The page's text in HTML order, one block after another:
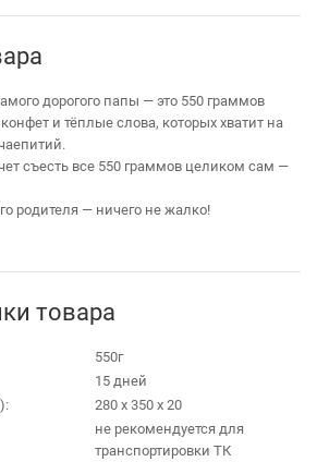
дорогого папы — это 550 граммов
и тёплые слова, которых хватит на
съесть все 550 граммов целиком сам —
родителя — ничего не жалко!
товара
550г
15 дней
280 х 350 х 20
не рекомендуется для
транспортировки ТК